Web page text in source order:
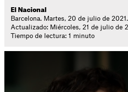
El Nacional
Barcelona. Martes, 20 de julio de
Actualizado: Miércoles, 21 de julio de
Tiempo de lectura: 1 minuto